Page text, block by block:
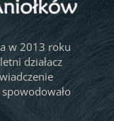
w 2013 roku
działacz